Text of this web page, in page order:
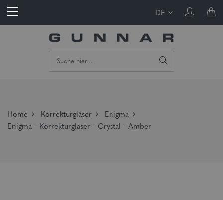
DE
Home Korrekturgläser
Enigma
Enigma - Korrekturgläser - Crystal - Amber